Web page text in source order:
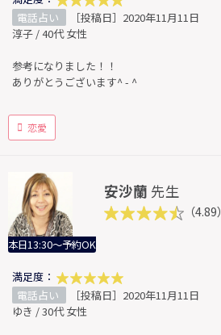
電話占い
［投稿日］2020年11月11日
淳子 / 40代 女性
参考になりました！！
ありがとうございます^ - ^
恋愛
本日13:30～予約OK
安沙蘭 先生
（4.89）
満足度：
電話占い
［投稿日］2020年11月11日
ゆき / 30代 女性